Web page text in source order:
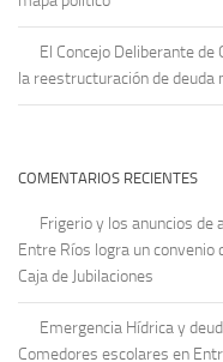
El Concejo Deliberante
la reestructuración de deuda
COMENTARIOS RECIENTES
Frigerio y los anuncios de
Entre Ríos logra un
Caja de Jubilaciones
Emergencia Hídrica y
Comedores escolares en